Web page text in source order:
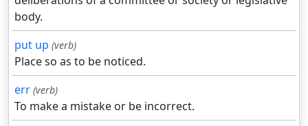
body.
put up (verb)
Place so as to be noticed.
err (verb)
To make a mistake or be incorrect.